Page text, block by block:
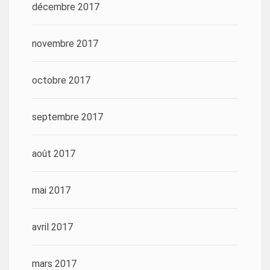
décembre 2017
novembre 2017
octobre 2017
septembre 2017
août 2017
mai 2017
avril 2017
mars 2017